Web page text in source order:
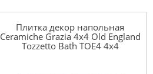
Плитка декор напольная
Ceramiche Grazia 4x4 Old England
Tozzetto Bath TOE4 4x4